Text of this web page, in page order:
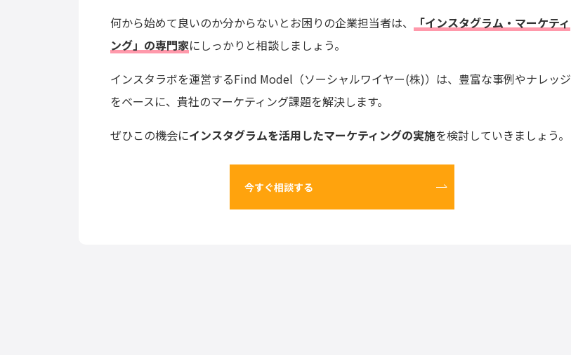
何から始めて良いのか分からないとお困りの企業担当者は、
「インスタグラム・マーケティ
ング」の専門家にしっかりと相談しましょう。
インスタラボを運営するFind Model（ソーシャルワイヤー(株)）は、豊富な事例やナレッジ
をベースに、貴社のマーケティング課題を解決します。
ぜひこの機会にインスタグラムを活用したマーケティングの実施を検討していきましょう。
今すぐ相談する